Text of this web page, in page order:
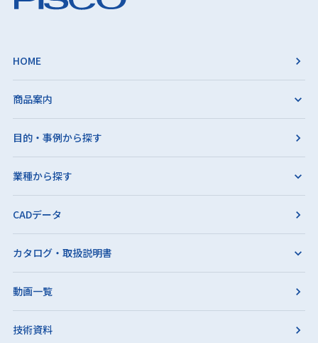
HOME
商品案内
目的・事例から探す
業種から探す
CADデータ
カタログ・取扱説明書
動画一覧
技術資料